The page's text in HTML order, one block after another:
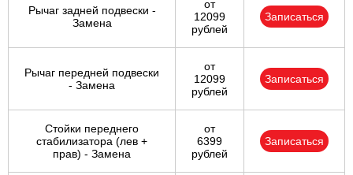
Рычаг задней подвески -
Замена
от
12099
рублей
Записаться
Рычаг передней подвески
- Замена
от
12099
рублей
Записаться
Стойки переднего
стабилизатора (лев +
прав) - Замена
от
6399
рублей
Записаться